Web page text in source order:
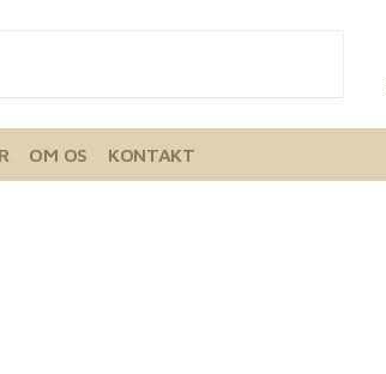
OM OS KONTAKT